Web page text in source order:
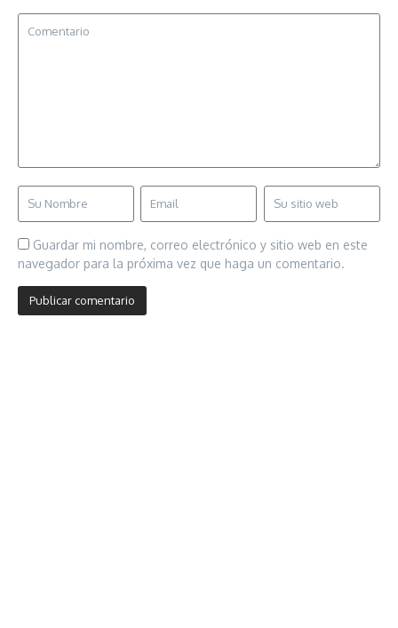
Guardar mi nombre, correo electrónico y sitio web en este
navegador para la próxima vez que haga un comentario.